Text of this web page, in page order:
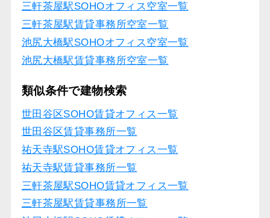
三軒茶屋駅SOHOオフィス空室一覧
三軒茶屋駅賃貸事務所空室一覧
池尻大橋駅SOHOオフィス空室一覧
池尻大橋駅賃貸事務所空室一覧
類似条件で建物検索
世田谷区SOHO賃貸オフィス一覧
世田谷区賃貸事務所一覧
祐天寺駅SOHO賃貸オフィス一覧
祐天寺駅賃貸事務所一覧
三軒茶屋駅SOHO賃貸オフィス一覧
三軒茶屋駅賃貸事務所一覧